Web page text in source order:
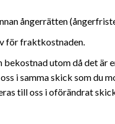
ångerrätten
för fraktkostnaden.
bekostnad utom då det
i samma skick som du
till oss i oförändrat